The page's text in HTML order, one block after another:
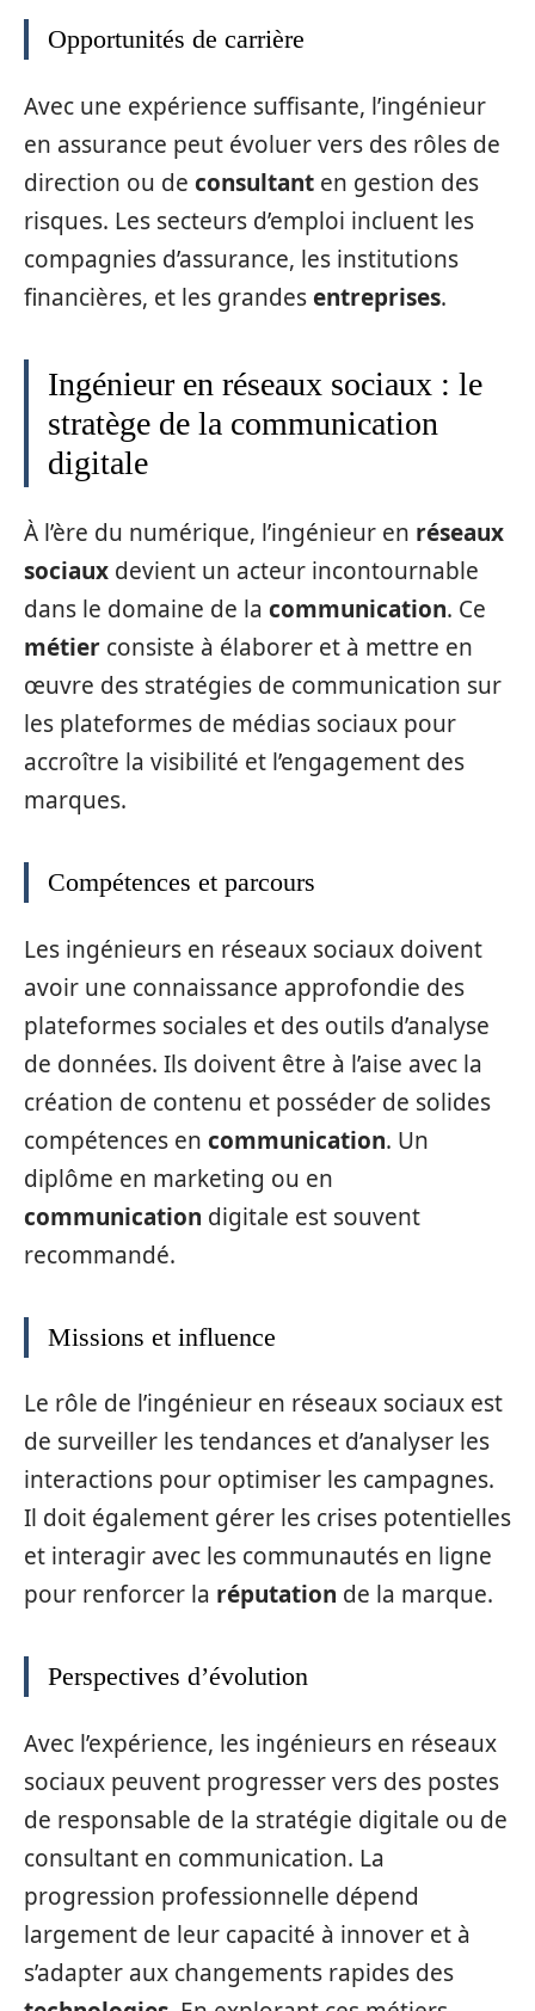
Opportunités de carrière
Avec une expérience suffisante, l’ingénieur
en assurance peut évoluer vers des rôles de
direction ou de consultant en gestion des
risques. Les secteurs d’emploi incluent les
compagnies d’assurance, les institutions
financières, et les grandesentreprises.
Ingénieur en réseaux sociaux : le
stratège de la communication
digitale
À l’ère du numérique, l’ingénieur en réseaux
sociaux devient un acteur incontournable
dans le domaine de la communication. Ce
métier consiste à élaborer et à mettre en
œuvre des stratégies de communication sur
les plateformes de médias sociaux pour
accroître la visibilité et l’engagement des
marques.
Compétences et parcours
Les ingénieurs en réseaux sociaux doivent
avoir une connaissance approfondie des
plateformes sociales et des outils d’analyse
de données. Ils doivent être à l’aise avec la
création de contenu et posséder de solides
compétences en communication. Un
diplôme en marketing ou en
communication digitale est souvent
recommandé.
Missions et influence
Le rôle de l’ingénieur en réseaux sociaux est
de surveiller les tendances et d’analyser les
interactions pour optimiser les campagnes.
Il doit également gérer les crises potentielles
et interagir avec les communautés en ligne
pour renforcer la réputation de la marque.
Perspectives d’évolution
Avec l’expérience, les ingénieurs en réseaux
sociaux peuvent progresser vers des postes
de responsable de la stratégie digitale ou de
consultant en communication. La
progression professionnelle dépend
largement de leur capacité à innover et à
s’adapter aux changements rapides des